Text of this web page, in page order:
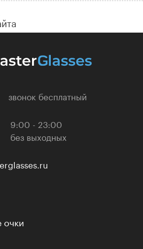
звонок бесплатный
9:00 - 23:00
без выходных
очки